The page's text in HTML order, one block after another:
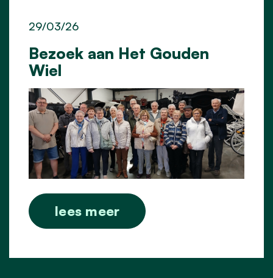
Bezoek aan Het Gouden
Wiel
29/03/26
lees meer